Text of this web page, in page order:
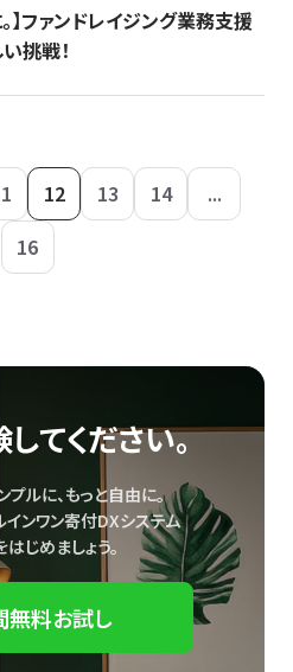
】ファンドレイジング業務支援
挑戦！
12 13 14
...
16
てください。
ルに、もっと自由に。
ンワン寄付DXシステム
じめましょう。
無料お試し